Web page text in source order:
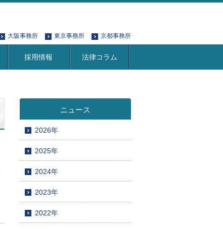
大阪事務所 東京事務所 京都事務所
採用情報 法律コラム
ニュース
2026年
2025年
2024年
2023年
2022年